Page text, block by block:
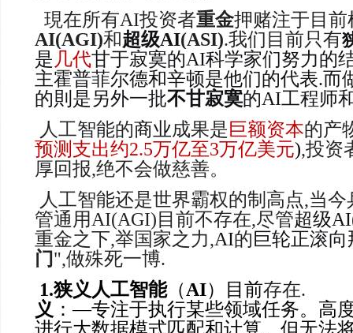
現在所有AI投资者重金押赌注于目前
AI(AGI)和超级AI(ASI).我们目前只有
是 几代甘于寂寞的AI科学家们努力的
主霍普菲尔德和辛顿是他们的代表.而
的則是另外一批不甘寂寞的AI工程师
人工智能的商业成果是 巨额资本的产
预测支出约2.5万亿至3万亿美元),投资
厚回报,绝不会做慈善。
人工智能还是世界霸权的制高点,当
管通用AI(AGI)目前不存在,尽管超级AI
重金之下,举国家之力,AI的 巨轮正滚向
门",做殊死一博.
1.狭义人工智能（AI）目前存在.
义 ：—专注于执行某些领域任务。高